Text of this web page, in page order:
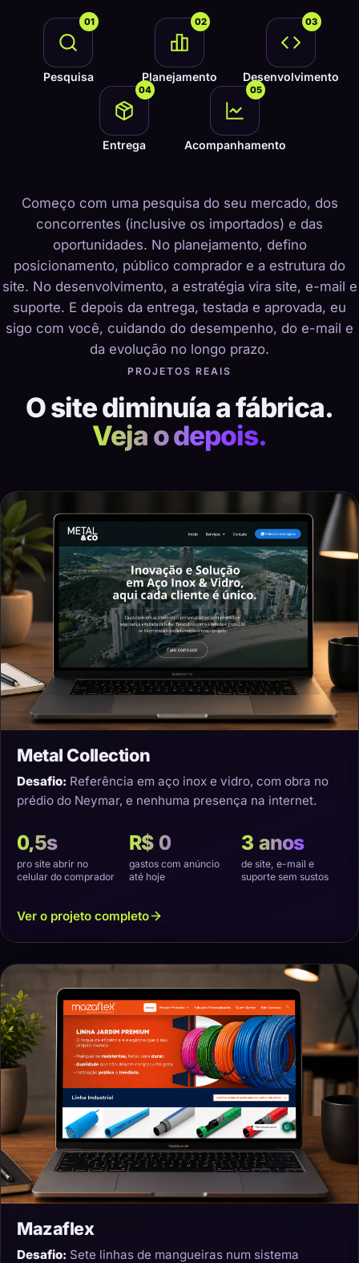
01
Pesquisa
02
Planejamento
03
Desenvolvimento
04
Entrega
05
Acompanhamento
Começo com uma pesquisa do seu mercado, dos
concorrentes (inclusive os importados) e das
oportunidades. No planejamento, defino
posicionamento, público comprador e a estrutura do
site. No desenvolvimento, a estratégia vira site, e-mail e
suporte. E depois da entrega, testada e aprovada, eu
sigo com você, cuidando do desempenho, do e-mail e
da evolução no longo prazo.
PROJETOS REAIS
O site diminuía a fábrica.
Veja o depois.
Metal Collection
Desafio: Referência em aço inox e vidro, com obra no
prédio do Neymar, e nenhuma presença na internet.
0,5s
pro site abrir no
celular do comprador
R$ 0
gastos com anúncio
até hoje
3 anos
de site, e-mail e
suporte sem sustos
Ver o projeto completo
Mazaflex
Desafio: Sete linhas de mangueiras num sistema